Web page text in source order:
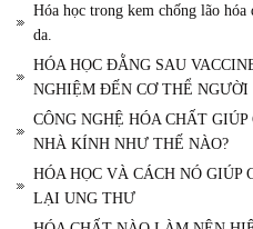
Hóa học trong kem chống lão hóa
da.
HÓA HỌC ĐẰNG SAU
NGHIỆM ĐẾN CƠ THỂ NGƯỜI
CÔNG NGHỆ HÓA CHẤT
NHÀ KÍNH NHƯ THẾ NÀO?
HÓA HỌC VÀ CÁCH NÓ GIÚP
LẠI UNG THƯ